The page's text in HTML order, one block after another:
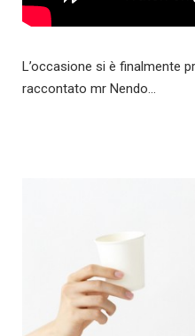
L’occasione si è finalmente
raccontato mr Nendo…